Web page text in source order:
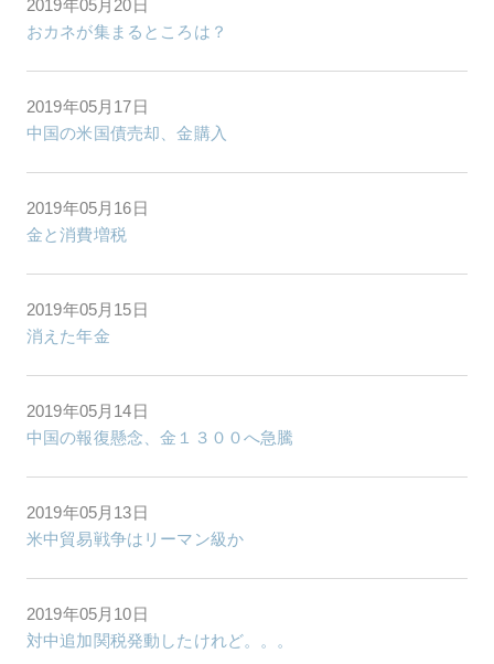
2019年05月20日
おカネが集まるところは？
2019年05月17日
中国の米国債売却、金購入
2019年05月16日
金と消費増税
2019年05月15日
消えた年金
2019年05月14日
中国の報復懸念、金１３００へ急騰
2019年05月13日
米中貿易戦争はリーマン級か
2019年05月10日
対中追加関税発動したけれど。。。